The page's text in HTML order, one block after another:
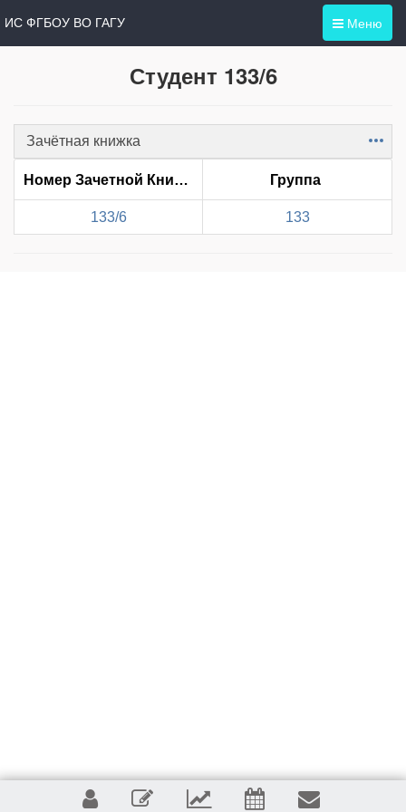
Меню
ИС ФГБОУ ВО ГАГУ
Студент 133/6
Зачётная книжка Item
Номер Зачетной Книжки Группа
133/6 133